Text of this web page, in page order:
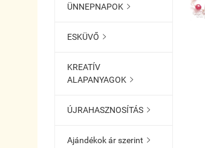
ÜNNEPNAPOK 
ESKÜVŐ 
KREATÍV
ALAPANYAGOK 
ÚJRAHASZNOSÍTÁS 
Ajándékok ár szerint 